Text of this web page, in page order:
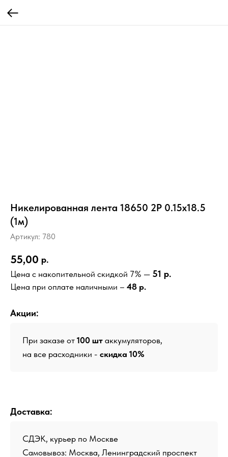
Никелированная лента 18650 2P 0.15x18.5
(1м)
Артикул: 780
55,00 р.
Цена с накопительной скидкой 7% — 51 р.
Цена при оплате наличными – 48 р.
Акции:
При заказе от 100 шт аккумуляторов,
на все расходники - скидка 10%
Доставка:
СДЭК, курьер по Москве
Самовывоз: Москва, Ленинградский проспект